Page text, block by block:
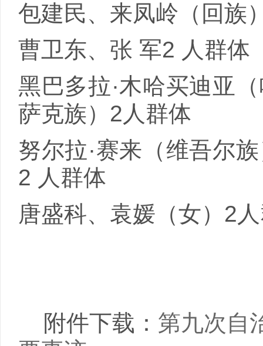
包建民、来凤岭（回族
曹卫东、张 军2 人群体
黑巴多拉·木哈买迪亚
萨克族） 2 人群体
努尔拉·赛来（维吾尔
2 人群体
唐盛科、袁媛（女） 2
附件下载： 第九次自